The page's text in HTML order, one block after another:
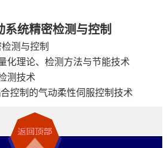
系统精密检测与控制
测与控制
化理论、检测方法与节能技术
测技术
控制的气动柔性伺服控制技术